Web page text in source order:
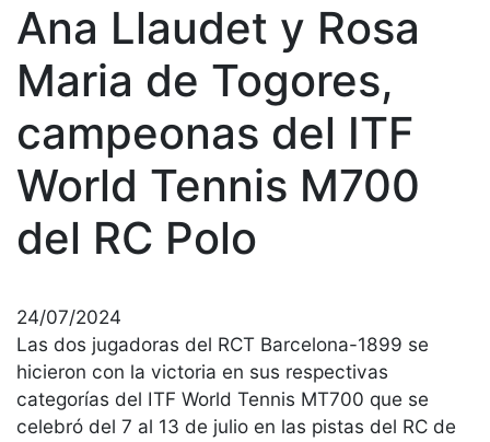
Historia
Nuestra
historia
Presidentes
Organización
Junta
directiva
y comités
Estructura
ejecutiva
Fundación
Ana Llaudet y Rosa
Maria de Togores,
campeonas del ITF
World Tennis M700
del RC Polo
24/07/2024
Las dos jugadoras del RCT Barcelona-1899 se
hicieron con la victoria en sus respectivas
categorías del ITF World Tennis MT700 que se
celebró del 7 al 13 de julio en las pistas del RC de